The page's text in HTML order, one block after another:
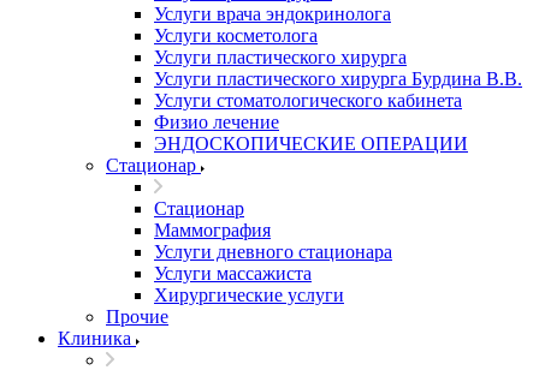
Услуги врача эндокринолога
Услуги косметолога
Услуги пластического хирурга
Услуги пластического хирурга Бурдина В.В.
Услуги стоматологического кабинета
Физио лечение
ЭНДОСКОПИЧЕСКИЕ ОПЕРАЦИИ
Стационар
Стационар
Маммография
Услуги дневного стационара
Услуги массажиста
Хирургические услуги
Прочие
Клиника